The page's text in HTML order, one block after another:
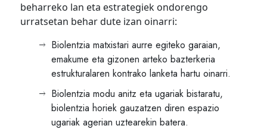
beharreko lan eta estrategiek ondorengo
urratsetan behar dute izan oinarri:
Biolentzia matxistari aurre egiteko garaian,
emakume eta gizonen arteko bazterkeria
estrukturalaren kontrako lanketa hartu oinarri.
Biolentzia modu anitz eta ugariak bistaratu,
biolentzia horiek gauzatzen diren espazio
ugariak agerian uztearekin batera.